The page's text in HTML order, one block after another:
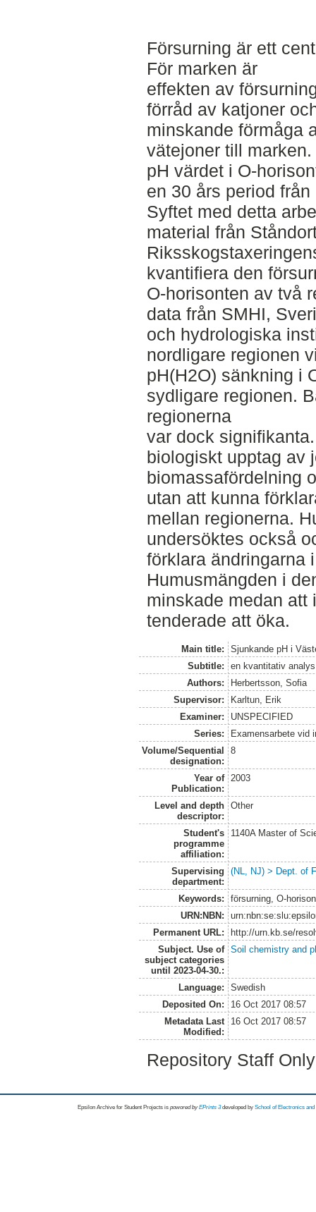
Försurning är ett
För marken är
effekten av
förråd av katjoner
minskande förmåga
vätejoner till
pH värdet i O-
en 30 års period
Syftet med detta
material från
kvantifiera den
O-horisonten av två
data från SMHI,
och hydrologiska
nordligare regionen
pH(H2O) sänkning i
sydligare regionen.
regionerna
var dock
biologiskt upptag av
biomassafördelning
utan att kunna
mellan regionerna.
undersöktes också
förklara ändringarna
Humusmängden i
minskade medan att
tenderade att öka.
Main title:
Sjunkande pH i
Subtitle:
en kvantitativ analys
Authors:
Herbertsson, Sofia
Supervisor:
Karltun, Erik
Examiner:
UNSPECIFIED
Series:
Examensarbete vid
Volume/Sequential
designation:
8
Year of
Publication:
2003
Level and depth
descriptor:
Other
Student's
programme
affiliation:
1140A Master of
Supervising
department:
(NL, NJ) > Dept. of
Keywords:
försurning, O-
URN:NBN:
Permanent URL:
http://urn.kb.se/
Subject. Use of
subject categories
until 2023-04-30.:
Soil chemistry and
Language:
Swedish
Deposited On:
16 Oct 2017 08:57
Metadata Last
Modified:
16 Oct 2017 08:57
Repository Staff
Epsilon Archive for Student Projects is powored byEPrints 3 developed by School of Electronics